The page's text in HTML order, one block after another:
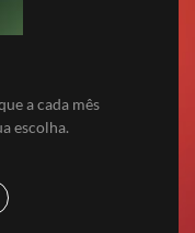
a cada mês
escolha.